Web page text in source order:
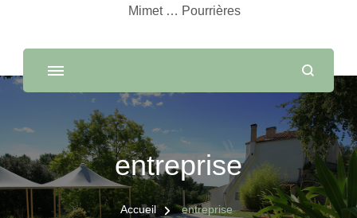
Mimet … Pourrières
entreprise
Accueil entreprise